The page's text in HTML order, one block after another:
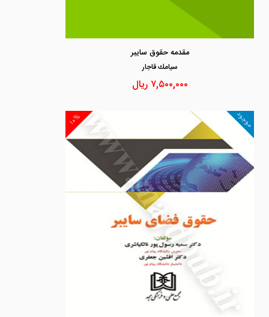
مقدمه حقوق سایبر
سيامك قاجار
۷,۵۰۰,۰۰۰ ریال
۱۰% موجود